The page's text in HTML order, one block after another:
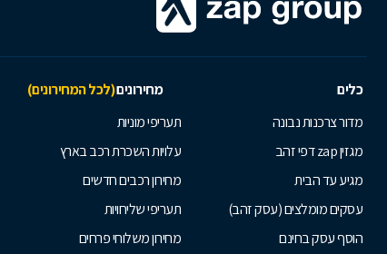
כלים מחירונים(לכל המחירונים)
מדור צרכנות נבונה
מגזין zap דפי זהב
מגיע עד הבית
עסקים מומלצים (עסק זהב)
הוסף עסק בחינם
תעריפי מוניות
עלויות השכרת רכב בארץ
מחירון רכבים חדשים
תעריפי שליחויות
מחירון משלוחי פרחים